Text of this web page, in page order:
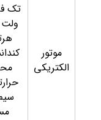
موتور
الکتریکی